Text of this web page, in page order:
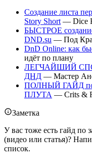
Создание листа
Story Short — Dice
БЫСТРОЕ
DND.su — Под
DnD Online: как
идёт по плану
ЛЕГЧАЙШИЙ
ДНД — Мастер
ПОЛНЫЙ ГАЙД по
ПЛУТА — Crits &
Заметка
У вас тоже есть гайд по
(видео или статья)?
список.